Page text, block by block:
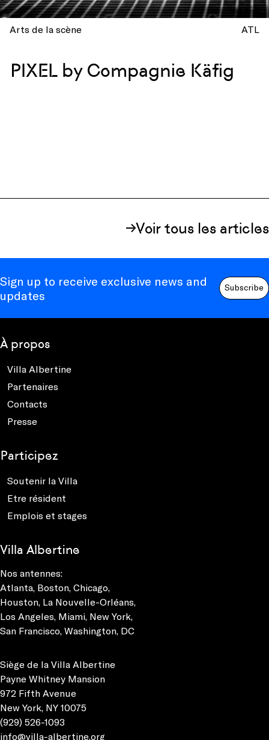
Arts de la scène ATL
PIXEL by Compagnie Käfig
Voir tous les articles
Sign up to receive exclusive news and
updates
Subscribe
À propos
Villa Albertine
Partenaires
Contacts
Presse
Participez
Soutenir la Villa
Etre résident
Emplois et stages
Villa Albertine
Nos antennes:
Atlanta, Boston, Chicago,
Houston, La Nouvelle-Orléans,
Los Angeles, Miami, New York,
San Francisco, Washington, DC
Siège de la Villa Albertine
Payne Whitney Mansion
972 Fifth Avenue
New York, NY 10075
(929) 526-1093
info@villa-albertine.org